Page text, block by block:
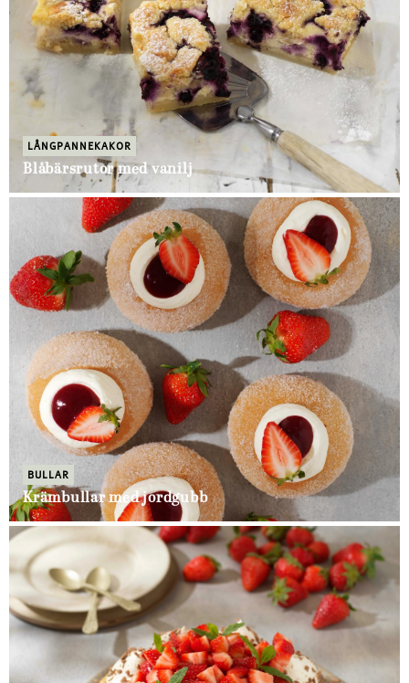
LÅNGPANNEKAKOR
Blåbärsrutor med vanilj
BULLAR
Krämbullar med jordgubb